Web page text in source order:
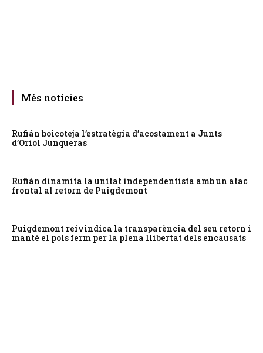
Més notícies
Rufián boicoteja l’estratègia d’acostament a Junts
d’Oriol Junqueras
Rufián dinamita la unitat independentista amb un atac
frontal al retorn de Puigdemont
Puigdemont reivindica la transparència del seu retorn i
manté el pols ferm per la plena llibertat dels encausats